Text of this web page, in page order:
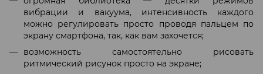
вибрации и вакуума, интенсивность каждого
можно регулировать просто проводя пальцем по
экрану смартфона, так, как вам захочется;
возможность самостоятельно рисовать
ритмический рисунок просто на экране;